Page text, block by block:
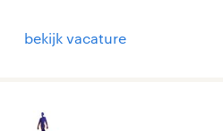
bekijk vacature